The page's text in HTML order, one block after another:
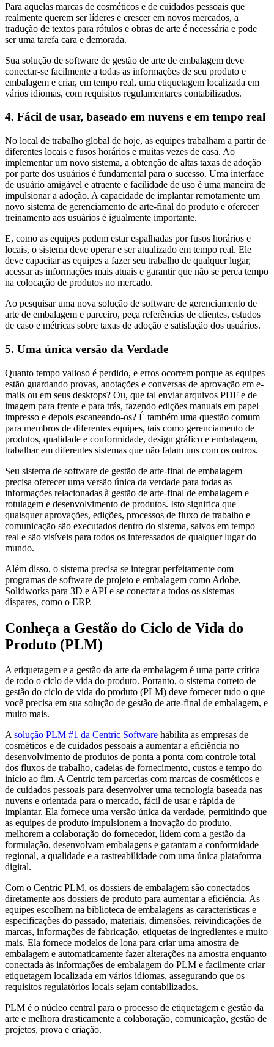
Para aquelas marcas de cosméticos e de cuidados pessoais que
realmente querem ser líderes e crescer em novos mercados, a
tradução de textos para rótulos e obras de arte é necessária e pode
ser uma tarefa cara e demorada.
Sua solução de software de gestão de arte de embalagem deve
conectar-se facilmente a todas as informações de seu produto e
embalagem e criar, em tempo real, uma etiquetagem localizada em
vários idiomas, com requisitos regulamentares contabilizados.
4. Fácil de usar, baseado em nuvens e em tempo real
No local de trabalho global de hoje, as equipes trabalham a partir de
diferentes locais e fusos horários e muitas vezes de casa. Ao
implementar um novo sistema, a obtenção de altas taxas de adoção
por parte dos usuários é fundamental para o sucesso. Uma interface
de usuário amigável e atraente e facilidade de uso é uma maneira de
impulsionar a adoção. A capacidade de implantar remotamente um
novo sistema de gerenciamento de arte-final do produto e oferecer
treinamento aos usuários é igualmente importante.
E, como as equipes podem estar espalhadas por fusos horários e
locais, o sistema deve operar e ser atualizado em tempo real. Ele
deve capacitar as equipes a fazer seu trabalho de qualquer lugar,
acessar as informações mais atuais e garantir que não se perca tempo
na colocação de produtos no mercado.
Ao pesquisar uma nova solução de software de gerenciamento de
arte de embalagem e parceiro, peça referências de clientes, estudos
de caso e métricas sobre taxas de adoção e satisfação dos usuários.
5. Uma única versão da Verdade
Quanto tempo valioso é perdido, e erros ocorrem porque as equipes
estão guardando provas, anotações e conversas de aprovação em e-
mails ou em seus desktops? Ou, que tal enviar arquivos PDF e de
imagem para frente e para trás, fazendo edições manuais em papel
impresso e depois escaneando-os? É também uma questão comum
para membros de diferentes equipes, tais como gerenciamento de
produtos, qualidade e conformidade, design gráfico e embalagem,
trabalhar em diferentes sistemas que não falam uns com os outros.
Seu sistema de software de gestão de arte-final de embalagem
precisa oferecer uma versão única da verdade para todas as
informações relacionadas à gestão de arte-final de embalagem e
rotulagem e desenvolvimento de produtos. Isto significa que
quaisquer aprovações, edições, processos de fluxo de trabalho e
comunicação são executados dentro do sistema, salvos em tempo
real e são visíveis para todos os interessados de qualquer lugar do
mundo.
Além disso, o sistema precisa se integrar perfeitamente com
programas de software de projeto e embalagem como Adobe,
Solidworks para 3D e API e se conectar a todos os sistemas
díspares, como o ERP.
Conheça a Gestão do Ciclo de Vida do
Produto (PLM)
A etiquetagem e a gestão da arte da embalagem é uma parte crítica
de todo o ciclo de vida do produto. Portanto, o sistema correto de
gestão do ciclo de vida do produto (PLM) deve fornecer tudo o que
você precisa em sua solução de gestão de arte-final de embalagem, e
muito mais.
Asolução PLM #1 da Centric Software habilita as empresas de
cosméticos e de cuidados pessoais a aumentar a eficiência no
desenvolvimento de produtos de ponta a ponta com controle total
dos fluxos de trabalho, cadeias de fornecimento, custos e tempo do
início ao fim. A Centric tem parcerias com marcas de cosméticos e
de cuidados pessoais para desenvolver uma tecnologia baseada nas
nuvens e orientada para o mercado, fácil de usar e rápida de
implantar. Ela fornece uma versão única da verdade, permitindo que
as equipes de produto impulsionem a inovação do produto,
melhorem a colaboração do fornecedor, lidem com a gestão da
formulação, desenvolvam embalagens e garantam a conformidade
regional, a qualidade e a rastreabilidade com uma única plataforma
digital.
Com o Centric PLM, os dossiers de embalagem são conectados
diretamente aos dossiers de produto para aumentar a eficiência. As
equipes escolhem na biblioteca de embalagens as características e
especificações do passado, materiais, dimensões, reivindicações de
marcas, informações de fabricação, etiquetas de ingredientes e muito
mais. Ela fornece modelos de lona para criar uma amostra de
embalagem e automaticamente fazer alterações na amostra enquanto
conectada às informações de embalagem do PLM e facilmente criar
etiquetagem localizada em vários idiomas, assegurando que os
requisitos regulatórios locais sejam contabilizados.
PLM é o núcleo central para o processo de etiquetagem e gestão da
arte e melhora drasticamente a colaboração, comunicação, gestão de
projetos, prova e criação.